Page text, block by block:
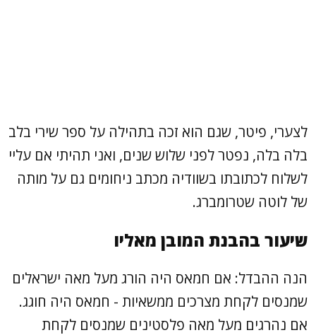
לצערי, פיטר, שגם הוא זכה בתהילה על ספר שירי בלב
בלה בלה, נפטר לפני שלוש שנים, ואני תהיתי אם עליי
לשלוח לכתובתו בשוודיה מכתב ניחומים גם על מותה
של לוטה שטרומברג.
שיעור בהבנת המובן מאליו
הנה ההבדל: אם חמאס היה הורג מעל מאה ישראלים
שמנסים לקחת מצרכים ממשאיות - חמאס היה חוגג.
אם נהרגים מעל מאה פלסטינים שמנסים לקחת